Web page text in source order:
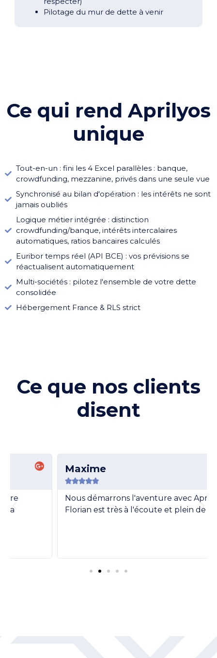
Pilotage du mur de dette à venir
Ce qui rend Aprilyos
unique
Tout-en-un : fini les 4 Excel parallèles : banque,
crowdfunding, mezzanine, privés dans une seule vue
Synchronisé au bilan d'opération : les intérêts ne sont
jamais oubliés
Logique métier intégrée : distinction
crowdfunding/banque, intérêts intercalaires
automatiques, ratios bancaires calculés
Euribor temps réel (API BCE) : vos prévisions se
réactualisent automatiquement
Multi-sociétés : pilotez l'ensemble de votre dette
consolidée
Hébergement France & RLS strict
Ce que nos clients
disent
Maxime
Nous démarrons l'aventure avec Aprilyos.
Florian est très à l'écoute et plein de conseils.